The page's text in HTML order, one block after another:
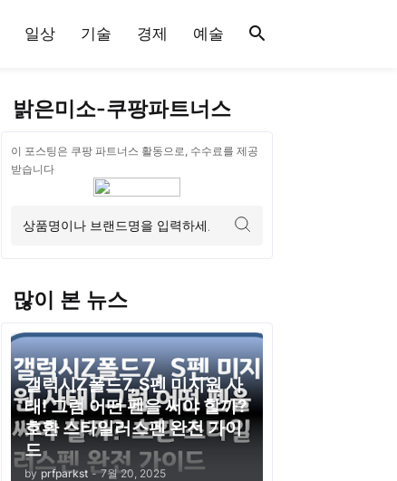
일상 기술 경제 예술
밝은미소-쿠팡파트너스
이 포스팅은 쿠팡 파트너스 활동으로, 수수료를 제공
받습니다
많이 본 뉴스
갤럭시Z폴드7, S펜 미지원 사
태! 그럼 어떤 펜을 써야 할까?
호환 스타일러스펜 완전 가이
드
by prfparkst - 7월 20, 2025